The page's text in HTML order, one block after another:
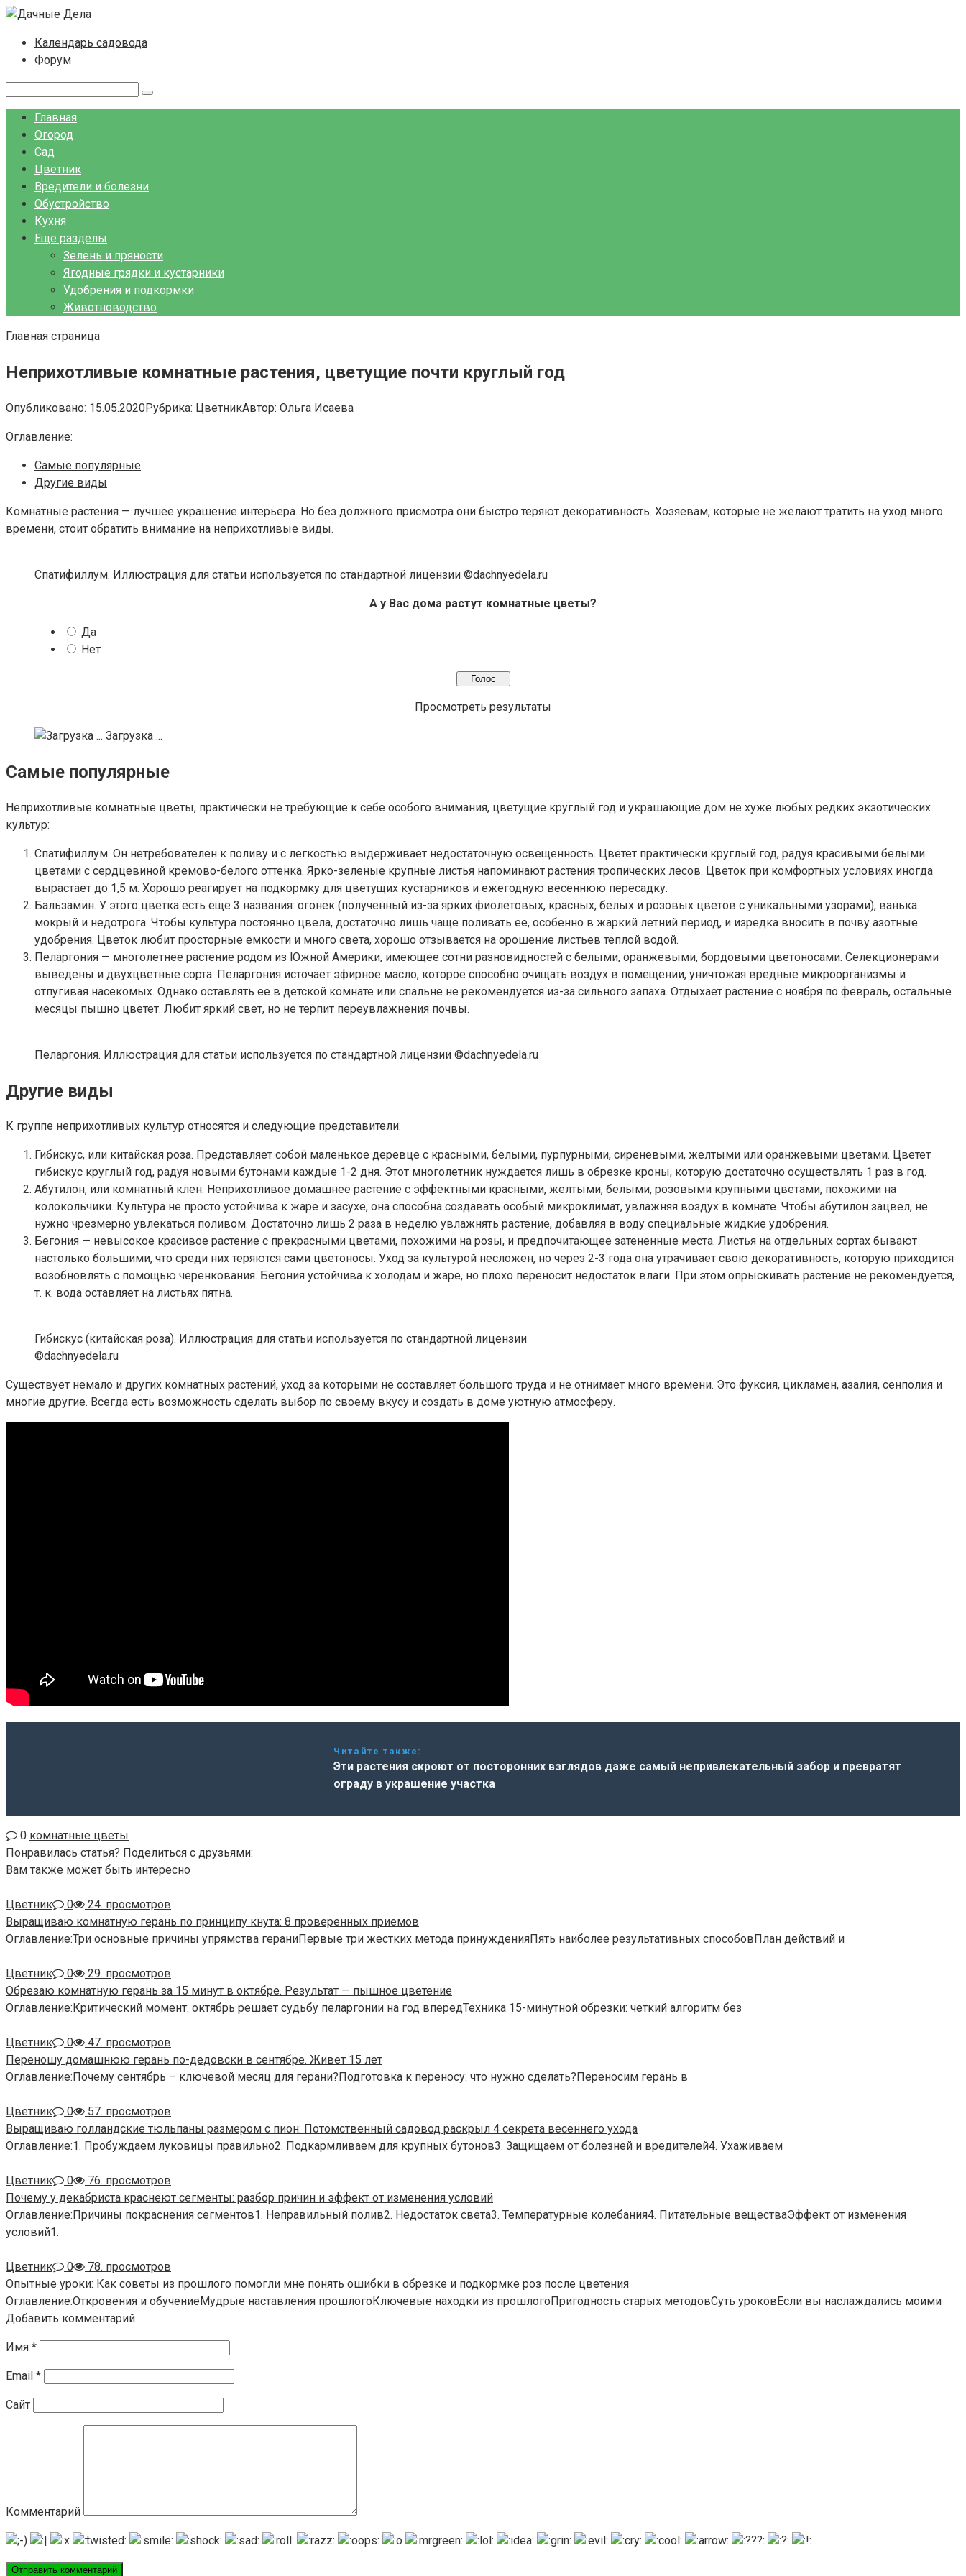
Перейти
контентуКалендарь садовода
Форум
Главная
Огород
Сад
Цветник
Вредители и болезни
Обустройство
Кухня
Еще разделы
Зелень и пряности
Ягодные грядки и кустарники
Удобрения и подкормки
Животноводство
Главная страница
Неприхотливые комнатные растения, цветущие почти круглый год
Опубликовано: 15.05.2020Рубрика: ЦветникАвтор: Ольга Исаева
Оглавление:
Самые популярные
Другие виды
Комнатные растения — лучшее украшение интерьера. Но без должного присмотра они быстро теряют декоративность. Хозяевам, которые не желают тратить на уход много
времени, стоит обратить внимание на неприхотливые виды.
Спатифиллум. Иллюстрация для статьи используется по стандартной лицензии ©dachnyedela.ru
А у Вас дома растут комнатные цветы?
Да
Нет
Просмотреть результаты
Загрузка ...
Самые популярные
Неприхотливые комнатные цветы, практически не требующие к себе особого внимания, цветущие круглый год и украшающие дом не хуже любых редких экзотических
культур:
Спатифиллум. Он нетребователен к поливу и с легкостью выдерживает недостаточную освещенность. Цветет практически круглый год, радуя красивыми белыми
цветами с сердцевиной кремово-белого оттенка. Ярко-зеленые крупные листья напоминают растения тропических лесов. Цветок при комфортных условиях иногда
вырастает до 1,5 м. Хорошо реагирует на подкормку для цветущих кустарников и ежегодную весеннюю пересадку.
Бальзамин. У этого цветка есть еще 3 названия: огонек (полученный из-за ярких фиолетовых, красных, белых и розовых цветов с уникальными узорами), ванька
мокрый и недотрога. Чтобы культура постоянно цвела, достаточно лишь чаще поливать ее, особенно в жаркий летний период, и изредка вносить в почву азотные
удобрения. Цветок любит просторные емкости и много света, хорошо отзывается на орошение листьев теплой водой.
Пеларгония — многолетнее растение родом из Южной Америки, имеющее сотни разновидностей с белыми, оранжевыми, бордовыми цветоносами. Селекционерами
выведены и двухцветные сорта. Пеларгония источает эфирное масло, которое способно очищать воздух в помещении, уничтожая вредные микроорганизмы и
отпугивая насекомых. Однако оставлять ее в детской комнате или спальне не рекомендуется из-за сильного запаха. Отдыхает растение с ноября по февраль, остальные
месяцы пышно цветет. Любит яркий свет, но не терпит переувлажнения почвы.
Пеларгония. Иллюстрация для статьи используется по стандартной лицензии ©dachnyedela.ru
Другие виды
К группе неприхотливых культур относятся и следующие представители:
Гибискус, или китайская роза. Представляет собой маленькое деревце с красными, белыми, пурпурными, сиреневыми, желтыми или оранжевыми цветами. Цветет
гибискус круглый год, радуя новыми бутонами каждые 1-2 дня. Этот многолетник нуждается лишь в обрезке кроны, которую достаточно осуществлять 1 раз в год.
Абутилон, или комнатный клен. Неприхотливое домашнее растение с эффектными красными, желтыми, белыми, розовыми крупными цветами, похожими на
колокольчики. Культура не просто устойчива к жаре и засухе, она способна создавать особый микроклимат, увлажняя воздух в комнате. Чтобы абутилон зацвел, не
нужно чрезмерно увлекаться поливом. Достаточно лишь 2 раза в неделю увлажнять растение, добавляя в воду специальные жидкие удобрения.
Бегония — невысокое красивое растение с прекрасными цветами, похожими на розы, и предпочитающее затененные места. Листья на отдельных сортах бывают
настолько большими, что среди них теряются сами цветоносы. Уход за культурой несложен, но через 2-3 года она утрачивает свою декоративность, которую приходится
возобновлять с помощью черенкования. Бегония устойчива к холодам и жаре, но плохо переносит недостаток влаги. При этом опрыскивать растение не рекомендуется,
т. к. вода оставляет на листьях пятна.
Гибискус (китайская роза). Иллюстрация для статьи используется по стандартной лицензии
©dachnyedela.ru
Существует немало и других комнатных растений, уход за которыми не составляет большого труда и не отнимает много времени. Это фуксия, цикламен, азалия, сенполия и
многие другие. Всегда есть возможность сделать выбор по своему вкусу и создать в доме уютную атмосферу.
Читайте также:
Эти растения скроют от посторонних взглядов даже самый непривлекательный забор и превратят
ограду в украшение участка
0 комнатные цветы
Понравилась статья? Поделиться с друзьями:
Вам также может быть интересно
Цветник 0
24. просмотров
Выращиваю комнатную герань по принципу кнута: 8 проверенных приемов
Оглавление:Три основные причины упрямства гераниПервые три жестких метода принужденияПять наиболее результативных способовПлан действий и
Цветник 0
29. просмотров
Обрезаю комнатную герань за 15 минут в октябре. Результат — пышное цветение
Оглавление:Критический момент: октябрь решает судьбу пеларгонии на год впередТехника 15-минутной обрезки: четкий алгоритм без
Цветник 0
47. просмотров
Переношу домашнюю герань по-дедовски в сентябре. Живет 15 лет
Оглавление:Почему сентябрь – ключевой месяц для герани?Подготовка к переносу: что нужно сделать?Переносим герань в
Цветник 0
57. просмотров
Выращиваю голландские тюльпаны размером с пион: Потомственный садовод раскрыл 4 секрета весеннего ухода
Оглавление:1. Пробуждаем луковицы правильно2. Подкармливаем для крупных бутонов3. Защищаем от болезней и вредителей4. Ухаживаем
Цветник 0
76. просмотров
Почему у декабриста краснеют сегменты: разбор причин и эффект от изменения условий
Оглавление:Причины покраснения сегментов1. Неправильный полив2. Недостаток света3. Температурные колебания4. Питательные веществаЭффект от изменения
условий1.
Цветник 0
78. просмотров
Опытные уроки: Как советы из прошлого помогли мне понять ошибки в обрезке и подкормке роз после цветения
Оглавление:Откровения и обучениеМудрые наставления прошлогоКлючевые находки из прошлогоПригодность старых методовСуть уроковЕсли вы наслаждались моими
Добавить комментарий
Имя *
Email *
Сайт
Комментарий